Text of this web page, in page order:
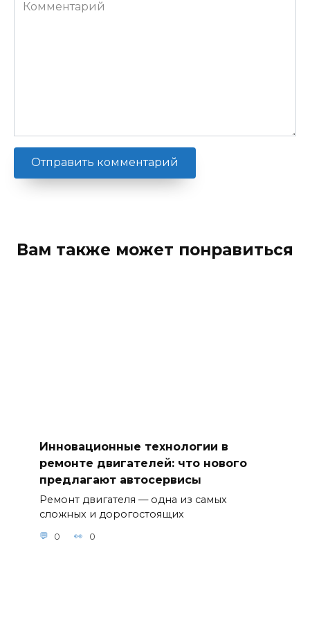
Вам также может понравиться
Инновационные технологии в
ремонте двигателей: что нового
предлагают автосервисы
Ремонт двигателя — одна из самых
сложных и дорогостоящих
0 0